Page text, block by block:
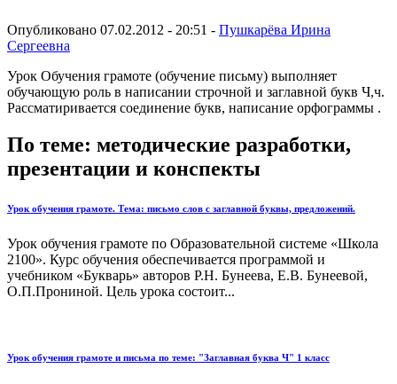
Опубликовано 07.02.2012 - 20:51 - Пушкарёва Ирина
Сергеевна
Урок Обучения грамоте (обучение письму) выполняет
обучающую роль в написании строчной и заглавной букв Ч,ч.
Рассматиривается соединение букв, написание орфограммы .
По теме: методические разработки,
презентации и конспекты
Урок обучения грамоте. Тема: письмо слов с заглавной буквы, предложений.
Урок обучения грамоте по Образовательной системе «Школа
2100». Курс обучения обеспечивается программой и
учебником «Букварь» авторов Р.Н. Бунеева, Е.В. Бунеевой,
О.П.Прониной. Цель урока состоит...
Урок обучения грамоте и письма по теме: "Заглавная буква Ч" 1 класс